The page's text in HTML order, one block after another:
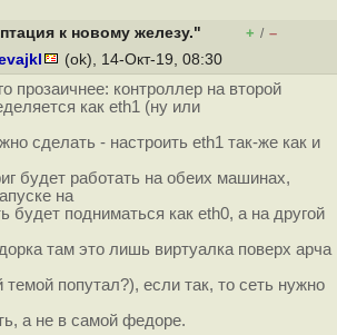
к новому железу." + / –
(ok), 14-Окт-19, 08:30
прозаичнее: контроллер на второй
как eth1 (ну или
сделать - настроить eth1 так-же как и
будет работать на обеих машинах,
на
будет подниматься как eth0, а на другой
там это лишь виртуалка поверх арча
темой попутал?), если так, то сеть нужно
а не в самой федоре.